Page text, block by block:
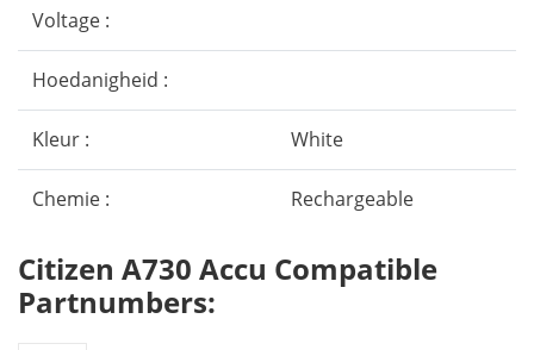
Voltage :
Hoedanigheid :
Kleur : White
Chemie : Rechargeable
Citizen A730 Accu Compatible
Partnumbers: